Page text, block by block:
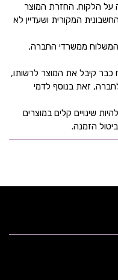
על הלקוח. החזרת המוצר
המקורית ושעדיין לא
ממשרדי החברה,
קיבל את המוצר לרשותו,
זאת בנוסף לדמי
שינויים קלים במוצרים
הזמנה.